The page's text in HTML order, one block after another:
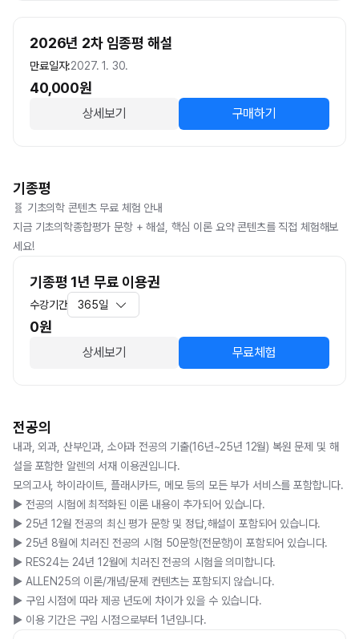
2026년 2차 임종평 해설
만료일자:2027. 1. 30.
40,000원
상세보기 구매하기
기종평
🧬 기초의학 콘텐츠 무료 체험 안내
지금 기초의학종합평가 문항 + 해설, 핵심 이론 요약 콘텐츠를 직접 체험해보
세요!
기종평 1년 무료 이용권
수강기간 365일
0원
상세보기 무료체험
전공의
내과, 외과, 산부인과, 소아과 전공의 기출(16년~25년 12월) 복원 문제 및 해
설을 포함한 알렌의 서재 이용권입니다.
모의고사, 하이라이트, 플래시카드, 메모 등의 모든 부가 서비스를 포함합니다.
▶️ 전공의 시험에 최적화된 이론 내용이 추가되어 있습니다.
▶️ 25년 12월 전공의 최신 평가 문항 및 정답,해설이 포함되어 있습니다.
▶️ 25년 8월에 치러진 전공의 시험 50문항(전문항)이 포함되어 있습니다.
▶️ RES24는 24년 12월에 치러진 전공의 시험을 의미합니다.
▶️ ALLEN25의 이론/개념/문제 컨텐츠는 포함되지 않습니다.
▶️ 구입 시점에 따라 제공 년도에 차이가 있을 수 있습니다.
▶️ 이용 기간은 구입 시점으로부터 1년입니다.